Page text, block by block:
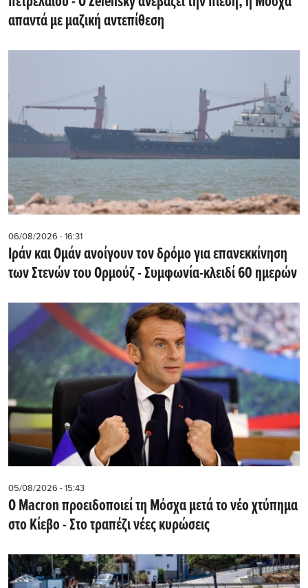
απαντά με μαζική αντεπίθεση
06/08/2026 - 16:31
Ιράν και Ομάν ανοίγουν τον δρόμο για επανεκκίνηση
των Στενών του Ορμούζ - Συμφωνία-κλειδί 60 ημερών
05/08/2026 - 15:43
Ο Macron προειδοποιεί τη Μόσχα μετά το νέο χτύπημα
στο Κίεβο - Στο τραπέζι νέες κυρώσεις